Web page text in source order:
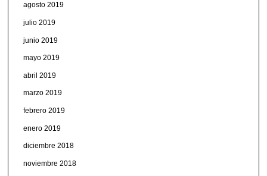
agosto 2019
julio 2019
junio 2019
mayo 2019
abril 2019
marzo 2019
febrero 2019
enero 2019
diciembre 2018
noviembre 2018